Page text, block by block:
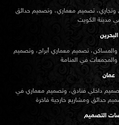
تصميم معماري، وتصميم حدائق
البحرين
والمساكن، تصميم معماري أبراج، وتصميم
عمان
داخلي فنادق، وتصميم معماري في
التصميم